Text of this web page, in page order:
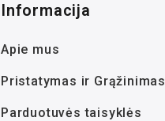
Informacija
Apie mus
Pristatymas ir Grąžinimas
Parduotuvės taisyklės